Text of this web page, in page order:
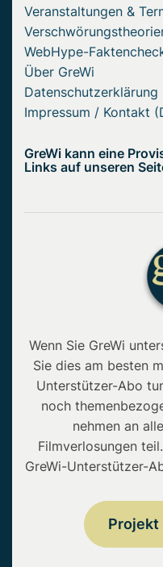
Veranstaltungen &
WebHype-
Über GreWi
Datenschutzerklärung
Impressum / Kontakt
GreWi kann eine
Links auf unseren
Wenn Sie GreWi
Sie dies am besten
Unterstützer-Abo
noch
nehmen an
Filmverlosungen
GreWi-Unterstützer-